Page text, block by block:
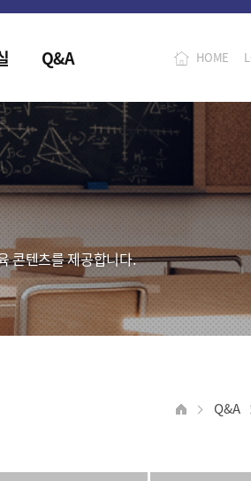
HOME
Q&A
콘텐츠를 제공합니다.
Q&A